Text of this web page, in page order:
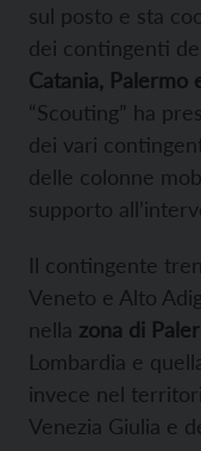
sul posto e sta
dei contingenti
Catania, Palermo
“Scouting” ha
dei vari
delle colonne
supporto
Il contingente
Veneto e Alto
nella zona di
Lombardia e
invece nel
Venezia Giulia e